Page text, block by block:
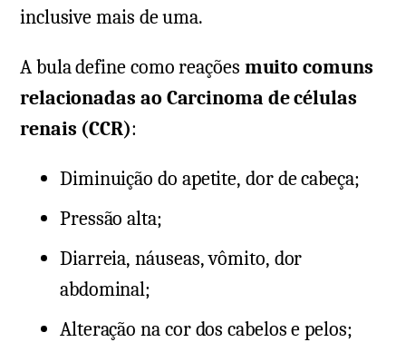
inclusive mais de uma.
A bula define como reações muito comuns
relacionadas ao Carcinoma de células
renais (CCR):
Diminuição do apetite, dor de cabeça;
Pressão alta;
Diarreia, náuseas, vômito, dor
abdominal;
Alteração na cor dos cabelos e pelos;